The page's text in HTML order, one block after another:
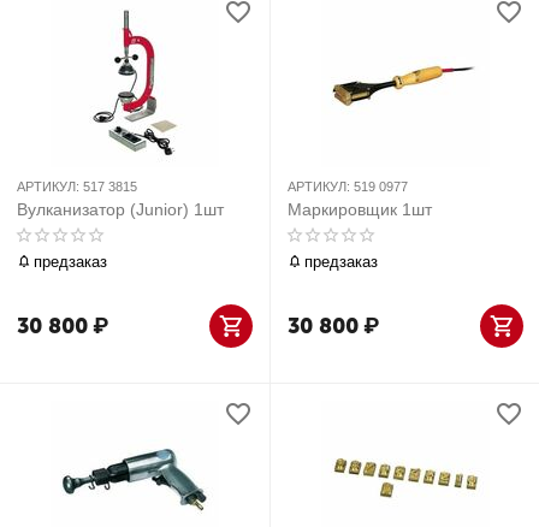
АРТИКУЛ: 517 3815
Вулканизатор (Junior) 1шт
предзаказ
30 800₽
АРТИКУЛ: 519 0977
Маркировщик 1шт
предзаказ
30 800₽